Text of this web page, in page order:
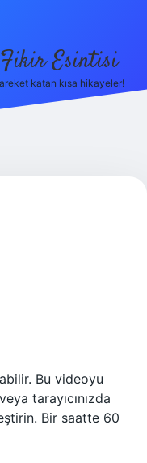
Fikir Esintisi
katan kısa hikayeler!
Bu videoyu
tarayıcınızda
Bir saatte 60